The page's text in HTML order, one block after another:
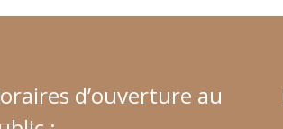
d’ouverture au